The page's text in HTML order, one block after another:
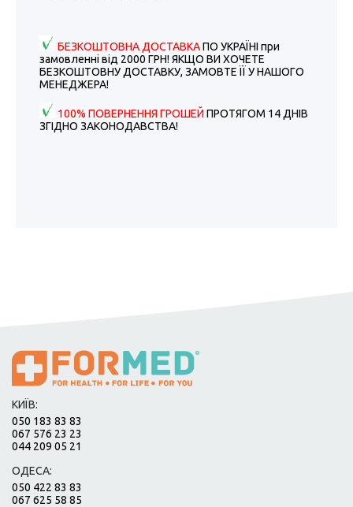
БЕЗКОШТОВНА ДОСТАВКАПО УКРАЇНІ при
замовленні від 2000 ГРН! ЯКЩО ВИ ХОЧЕТЕ
БЕЗКОШТОВНУ ДОСТАВКУ, ЗАМОВТЕ ЇЇ У НАШОГО
МЕНЕДЖЕРА!
100% ПОВЕРНЕННЯ ГРОШЕЙ ПРОТЯГОМ 14 ДНІВ
ЗГІДНО ЗАКОНОДАВСТВА!
КИЇВ:
050 183 83 83
067 576 23 23
044 209 05 21
ОДЕСА:
050 422 83 83
067 625 58 85